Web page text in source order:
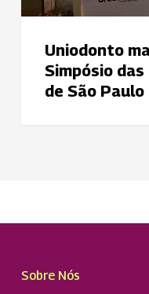
São
Uniodonto
Simpósio
de São Paulo
Sobre Nós